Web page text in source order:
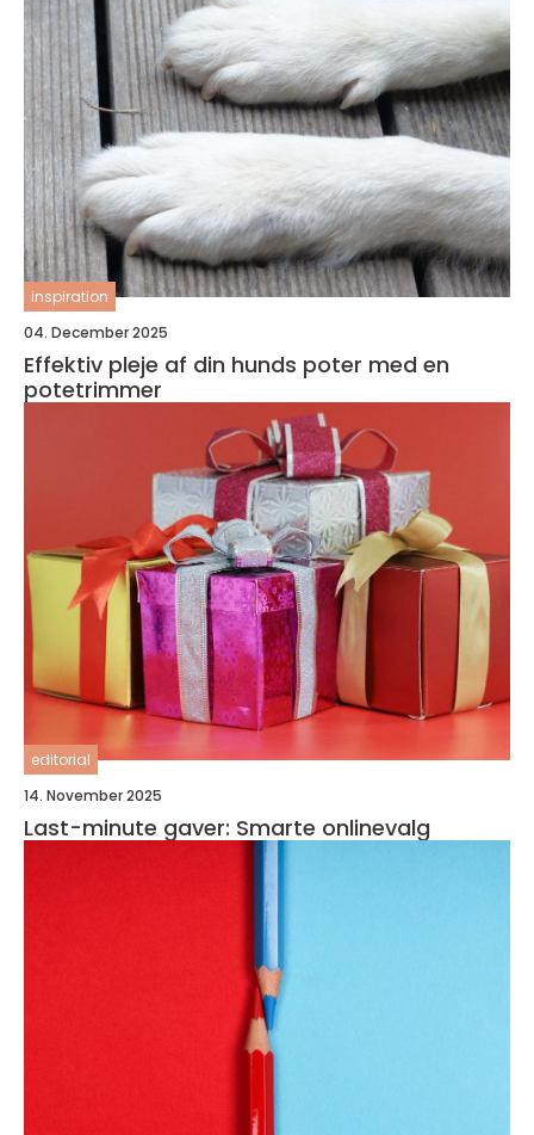
inspiration
04. December 2025
Effektiv pleje af din hunds poter med en
potetrimmer
editorial
14. November 2025
Last-minute gaver: Smarte onlinevalg